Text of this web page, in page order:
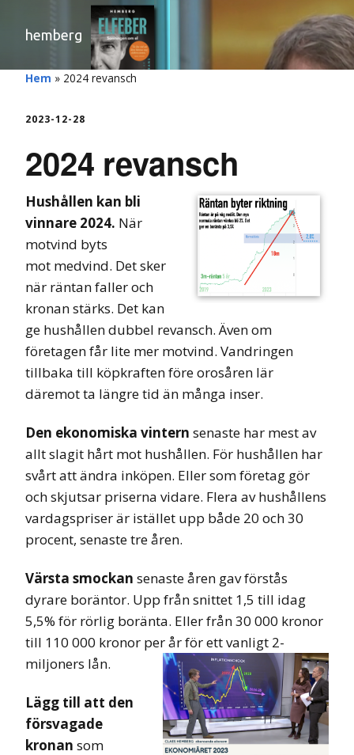
hemberg
Hem » 2024 revansch
2023-12-28
2024 revansch
Hushållen kan bli
vinnare 2024. När
motvind byts
mot medvind. Det sker
när räntan faller och
kronan stärks. Det kan
ge hushållen dubbel revansch. Även om
företagen får lite mer motvind. Vandringen
tillbaka till köpkraften före orosåren lär
däremot ta längre tid än många inser.
Den ekonomiska vintern senaste har mest av
allt slagit hårt mot hushållen. För hushållen har
svårt att ändra inköpen. Eller som företag gör
och skjutsar priserna vidare. Flera av hushållens
vardagspriser är istället upp både 20 och 30
procent, senaste tre åren.
Värsta smockan senaste åren gav förstås
dyrare boräntor. Upp från snittet 1,5 till idag
5,5% för rörlig boränta. Eller från 30 000 kronor
till 110 000 kronor per år för ett vanligt 2-
miljoners lån.
Lägg till att den
försvagade
kronan som